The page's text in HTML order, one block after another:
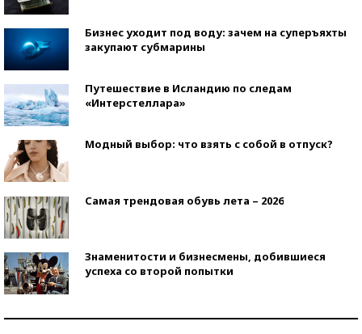
Бизнес уходит под воду: зачем на суперъяхты
закупают субмарины
Путешествие в Исландию по следам
«Интерстеллара»
Модный выбор: что взять с собой в отпуск?
Самая трендовая обувь лета – 2026
Знаменитости и бизнесмены, добившиеся
успеха со второй попытки